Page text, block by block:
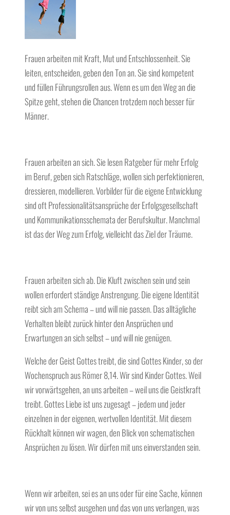
Frauen arbeiten mit Kraft, Mut und Entschlossenheit. Sie
leiten, entscheiden, geben den Ton an. Sie sind kompetent
und füllen Führungsrollen aus. Wenn es um den Weg an die
Spitze geht, stehen die Chancen trotzdem noch besser für
Männer.
Frauen arbeiten an sich. Sie lesen Ratgeber für mehr Erfolg
im Beruf, geben sich Ratschläge, wollen sich perfektionieren,
dressieren, modellieren. Vorbilder für die eigene Entwicklung
sind oft Professionalitätsansprüche der Erfolgsgesellschaft
und Kommunikationsschemata der Berufskultur. Manchmal
ist das der Weg zum Erfolg, vielleicht das Ziel der Träume.
Frauen arbeiten sich ab. Die Kluft zwischen sein und sein
wollen erfordert ständige Anstrengung. Die eigene Identität
reibt sich am Schema – und will nie passen. Das alltägliche
Verhalten bleibt zurück hinter den Ansprüchen und
Erwartungen an sich selbst – und will nie genügen.
Welche der Geist Gottes treibt, die sind Gottes Kinder, so der
Wochenspruch aus Römer 8,14. Wir sind Kinder Gottes. Weil
wir vorwärtsgehen, an uns arbeiten – weil uns die Geistkraft
treibt. Gottes Liebe ist uns zugesagt – jedem und jeder
einzelnen in der eigenen, wertvollen Identität. Mit diesem
Rückhalt können wir wagen, den Blick von schematischen
Ansprüchen zu lösen. Wir dürfen mit uns einverstanden sein.
Wenn wir arbeiten, sei es an uns oder für eine Sache, können
wir von uns selbst ausgehen und das von uns verlangen, was